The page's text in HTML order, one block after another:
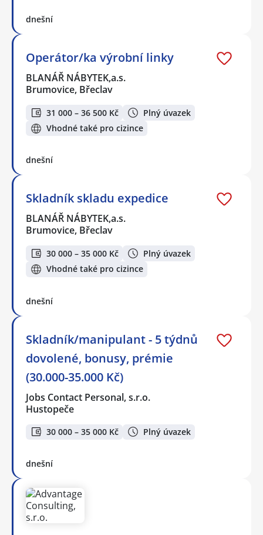
dnešní
Operátor/ka výrobní linky
BLANÁŘ NÁBYTEK,a.s.
Brumovice, Břeclav
31 000 – 36 500 Kč
Plný úvazek
Vhodné také pro cizince
dnešní
Skladník skladu expedice
BLANÁŘ NÁBYTEK,a.s.
Brumovice, Břeclav
30 000 – 35 000 Kč
Plný úvazek
Vhodné také pro cizince
dnešní
Skladník/manipulant - 5 týdnů
dovolené, bonusy, prémie
(30.000-35.000 Kč)
Jobs Contact Personal, s.r.o.
Hustopeče
30 000 – 35 000 Kč Plný úvazek
dnešní